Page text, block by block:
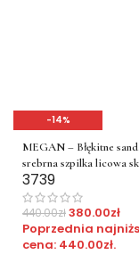
-14%
MEGAN – Błękitne
srebrna szpilka licowa
3739
440.00zł380.00zł
Poprzednia
cena: 440.00zł.